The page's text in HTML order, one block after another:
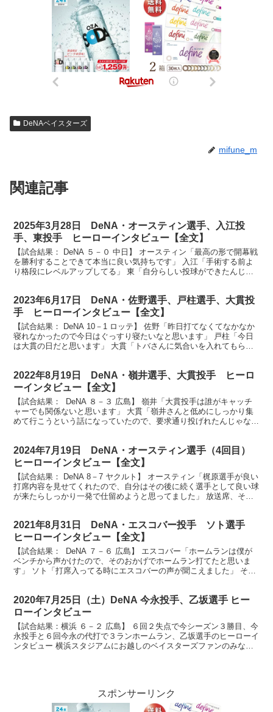
DeNAベイスターズ
mifune_m
関連記事
2025年3月28日 DeNA・オースティン選手、入江投
手、東投手 ヒーローインタビュー【全文】
【試合結果： DeNA ５－０ 中日】 オースティン「最高の形で開幕戦
を勝利することできて本当に良い気持ちです」 入江「手術する前よ
り格段にレベルアップしてる」 東「自分らしい投球ができたんじゃ
2023年6月17日 DeNA・佐野選手、戸柱選手、大貫投
手 ヒーローインタビュー【全文】
【試合結果： DeNA 10－1 ロッテ】 佐野「昨日打てなくてなかなか
寝れなかったので今日はぐっすり寝たいなと思います」 戸柱「今日
は大貫の日だと思います」 大貫「トバさんに気合いを入れてもらっ
2022年8月19日 DeNA・嶺井選手、大貫投手 ヒーロ
ーインタビュー【全文】
【試合結果： DeNA ８－３ 広島】 嶺井「大貫投手は誰がキャッチ
ャーでも関係ないと思います」 大貫「嶺井さんと低めにしっかり集
めて行こうという話になっていたので、要求通り投げれたんじゃない
2024年7月19日 DeNA・オースティン選手（4回目）
ヒーローインタビュー【全文】
【試合結果： DeNA 8－7 ヤクルト】 オースティン「梶原選手が良い
打席内容を見せてくれたので、自分はその後に続く選手として良い球
が来たらしっかり一発で仕留めようと思ってました」 放送席、そし
2021年8月31日 DeNA・エスコバー投手 ソト選手
ヒーローインタビュー【全文】
【試合結果： DeNA ７－６ 広島】 エスコバー「ホームランは僕が
ベンチから声かけたので、そのおかげでホームラン打てたと思いま
す」 ソト「打席入ってる時にエスコバーの声が聞こえました」 それ
2020年7月25日（土）DeNA 今永投手、乙坂選手 ヒー
ローインタビュー
【試合結果：横浜 ６－２ 広島】 ６回２失点で今シーズン３勝目、今
永投手と６回今永の代打で３ランホームラン、乙坂選手のヒーローイ
ンタビュー 横浜スタジアムにお越しのベイスターズファンのみなさ
スポンサーリンク